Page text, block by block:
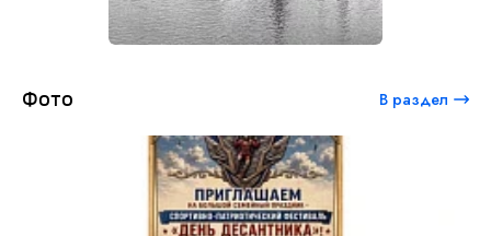
Фото В раздел